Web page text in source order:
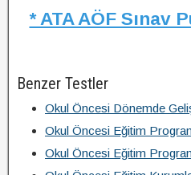
* ATA AÖF Sınav
Benzer Testler
Okul Öncesi Dönemde
Okul Öncesi Eğitim
Okul Öncesi Eğitim